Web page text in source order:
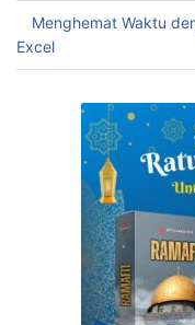
Menghemat Waktu
Excel